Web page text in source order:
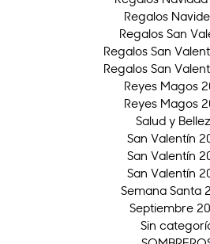
Regalos
Regalos San
Regalos San
Regalos San
Reyes Magos
Reyes Magos
Salud y
San Valentín
San Valentín
San Valentín
Semana Santa
Septiembre
Sin